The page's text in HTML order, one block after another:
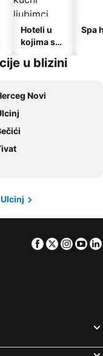
Hoteli u
kojima su
kućni
Spa
u blizini
Novi
Ulcinj
Facebook
Twitter